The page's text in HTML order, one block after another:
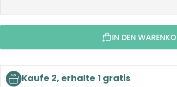
IN DEN
Kaufe 2, erhalte 1 gratis